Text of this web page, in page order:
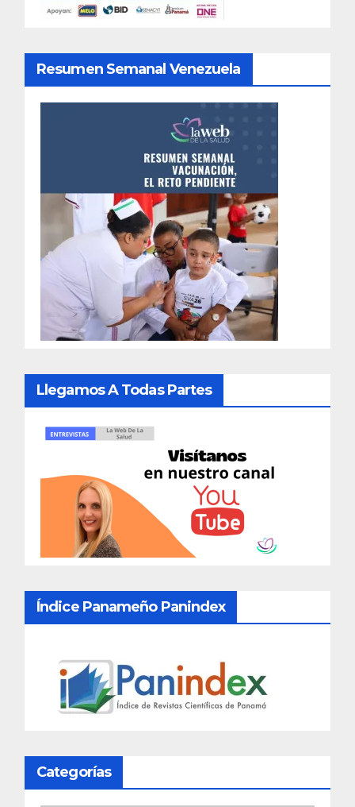
Resumen Semanal Venezuela
Llegamos A Todas Partes
Índice Panameño Panindex
Categorías